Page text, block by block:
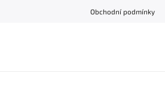
Obchodní podmínky